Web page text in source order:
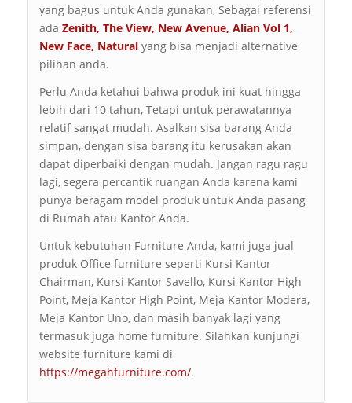
yang bagus untuk Anda gunakan, Sebagai referensi
ada Zenith, The View, New Avenue, Alian Vol 1,
New Face, Natural yang bisa menjadi alternative
pilihan anda.
Perlu Anda ketahui bahwa produk ini kuat hingga
lebih dari 10 tahun, Tetapi untuk perawatannya
relatif sangat mudah. Asalkan sisa barang Anda
simpan, dengan sisa barang itu kerusakan akan
dapat diperbaiki dengan mudah. Jangan ragu ragu
lagi, segera percantik ruangan Anda karena kami
punya beragam model produk untuk Anda pasang
di Rumah atau Kantor Anda.
Untuk kebutuhan Furniture Anda, kami juga jual
produk Office furniture seperti Kursi Kantor
Chairman, Kursi Kantor Savello, Kursi Kantor High
Point, Meja Kantor High Point, Meja Kantor Modera,
Meja Kantor Uno, dan masih banyak lagi yang
termasuk juga home furniture. Silahkan kunjungi
website furniture kami di
https://megahfurniture.com/.